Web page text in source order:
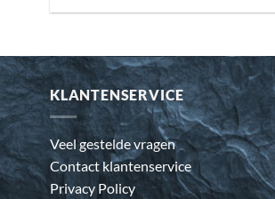
KLANTENSERVICE
Veel gestelde vragen
Contact klantenservice
Privacy Policy